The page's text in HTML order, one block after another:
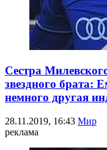
Сестра
звездного брата:
немного другая
28.11.2019, 16:43 Мир
реклама